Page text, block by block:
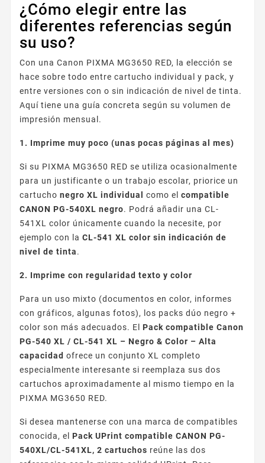
¿Cómo elegir entre las
diferentes referencias según
su uso?
Con una Canon PIXMA MG3650 RED, la elección se
hace sobre todo entre cartucho individual y pack, y
entre versiones con o sin indicación de nivel de tinta.
Aquí tiene una guía concreta según su volumen de
impresión mensual.
1. Imprime muy poco (unas pocas páginas al mes)
Si su PIXMA MG3650 RED se utiliza ocasionalmente
para un justificante o un trabajo escolar, priorice un
cartucho negro XL individual como el compatible
CANON PG-540XL negro. Podrá añadir una CL-
541XL color únicamente cuando la necesite, por
ejemplo con la CL-541 XL color sin indicación de
nivel de tinta.
2. Imprime con regularidad texto y color
Para un uso mixto (documentos en color, informes
con gráficos, algunas fotos), los packs dúo negro +
color son más adecuados. El Pack compatible Canon
PG-540 XL / CL-541 XL – Negro & Color – Alta
capacidad ofrece un conjunto XL completo
especialmente interesante si reemplaza sus dos
cartuchos aproximadamente al mismo tiempo en la
PIXMA MG3650 RED.
Si desea mantenerse con una marca de compatibles
conocida, el Pack UPrint compatible CANON PG-
540XL/CL-541XL, 2 cartuchos reúne las dos